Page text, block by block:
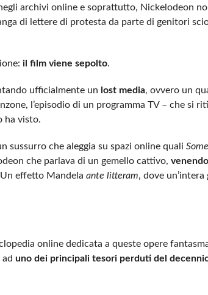
archivi online e soprattutto, Nickelodeon
di lettere di protesta da parte di genitori
il film viene sepolto.
ufficialmente un lost media, ovvero un
l’episodio di un programma TV – che si
ha visto.
sussurro che aleggia su spazi online quali
che parlava di un gemello cattivo,
effetto Mandela ante litteram, dove
online dedicata a queste opere
uno dei principali tesori perduti del